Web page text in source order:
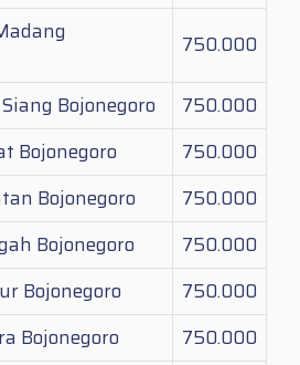
750.000
Bojonegoro
750.000
Bojonegoro
750.000
Bojonegoro
750.000
Bojonegoro
750.000
Bojonegoro
750.000
Bojonegoro
750.000